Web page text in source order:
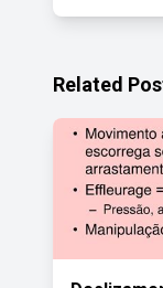
Related